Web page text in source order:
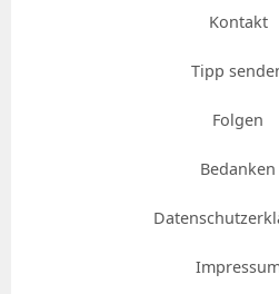
Kontakt
Tipp
Folgen
Bedanken